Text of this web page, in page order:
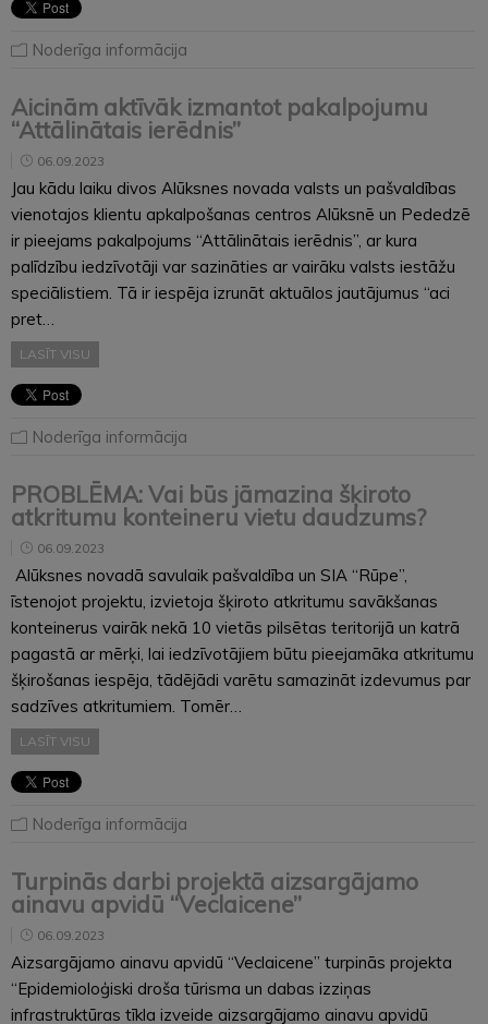
Noderīga informācija
Aicinām aktīvāk izmantot pakalpojumu
“Attālinātais ierēdnis”
06.09.2023
Jau kādu laiku divos Alūksnes novada valsts un pašvaldības
vienotajos klientu apkalpošanas centros Alūksnē un Pededzē
ir pieejams pakalpojums “Attālinātais ierēdnis”, ar kura
palīdzību iedzīvotāji var sazināties ar vairāku valsts iestāžu
speciālistiem. Tā ir iespēja izrunāt aktuālos jautājumus “aci
pret…
LASĪT VISU
Noderīga informācija
PROBLĒMA: Vai būs jāmazina šķiroto
atkritumu konteineru vietu daudzums?
06.09.2023
Alūksnes novadā savulaik pašvaldība un SIA “Rūpe”,
īstenojot projektu, izvietoja šķiroto atkritumu savākšanas
konteinerus vairāk nekā 10 vietās pilsētas teritorijā un katrā
pagastā ar mērķi, lai iedzīvotājiem būtu pieejamāka atkritumu
šķirošanas iespēja, tādējādi varētu samazināt izdevumus par
sadzīves atkritumiem. Tomēr…
LASĪT VISU
Noderīga informācija
Turpinās darbi projektā aizsargājamo
ainavu apvidū “Veclaicene”
06.09.2023
Aizsargājamo ainavu apvidū “Veclaicene” turpinās projekta
“Epidemioloģiski droša tūrisma un dabas izziņas
infrastruktūras tīkla izveide aizsargājamo ainavu apvidū